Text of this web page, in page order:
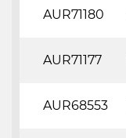
AUR71180
AUR71177
AUR68553